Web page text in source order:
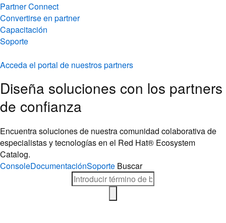
Partner Connect
Convertirse en partner
Capacitación
Soporte
Acceda el portal de nuestros partners
Diseña soluciones con los partners
de confianza
Encuentra soluciones de nuestra comunidad colaborativa de
especialistas y tecnologías en el Red Hat® Ecosystem
Catalog.
ConsoleDocumentaciónSoporte Buscar